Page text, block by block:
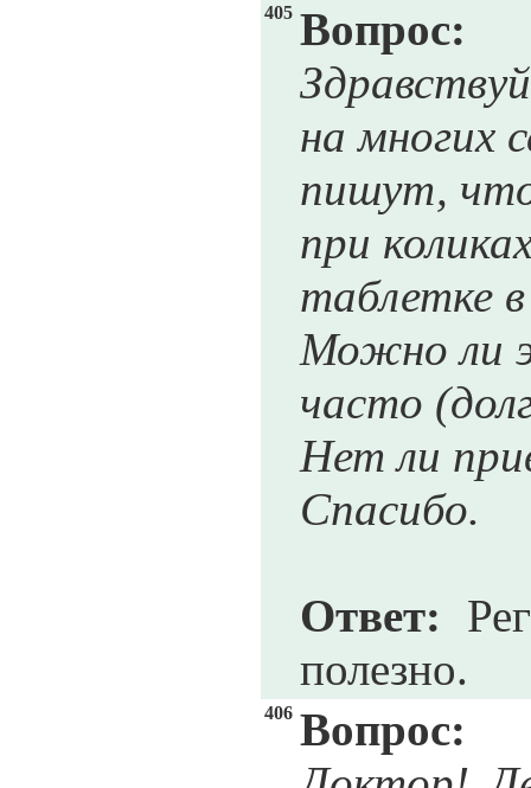
405 Вопрос:
на многих
пишут,
при
таблетке
Можно ли
часто
Нет ли
Спасибо.
Ответ:
полезно.
406 Вопрос: